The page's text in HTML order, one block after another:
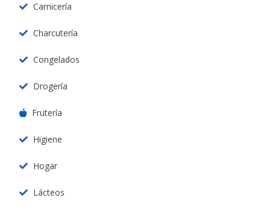
Carnicería
Charcutería
Congelados
Drogería
Frutería
Higiene
Hogar
Lácteos